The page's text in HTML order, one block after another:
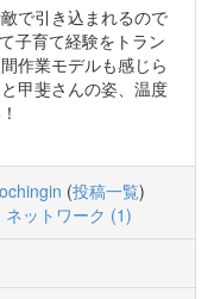
で引き込まれるので
子育て経験をトラン
作業モデルも感じら
甲斐さんの姿、温度
(投稿一覧)
ネットワーク (1)